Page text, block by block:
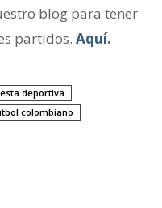
blog para tener
partidos. Aquí.
deportiva
colombiano